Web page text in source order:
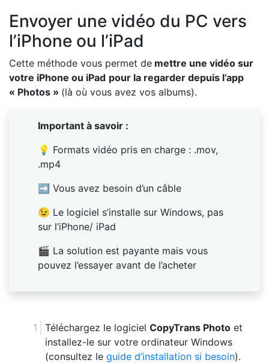
Envoyer une vidéo du PC vers
l’iPhone ou l’iPad
Cette méthode vous permet de mettre une vidéo sur
votre iPhone ou iPad pour la regarder depuis l’app
« Photos » (là où vous avez vos albums).
Important à savoir :
💡 Formats vidéo pris en charge : .mov,
.mp4
➡ Vous avez besoin d’un câble
😉 Le logiciel s’installe sur Windows, pas
sur l’iPhone/ iPad
🎬 La solution est payante mais vous
pouvez l’essayer avant de l’acheter
Téléchargez le logiciel CopyTrans Photo et
installez-le sur votre ordinateur Windows
(consultez le guide d’installation si besoin).